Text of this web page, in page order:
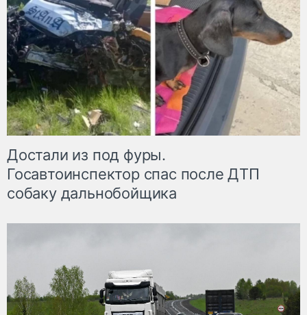
Достали из под фуры.
Госавтоинспектор спас после ДТП
собаку дальнобойщика